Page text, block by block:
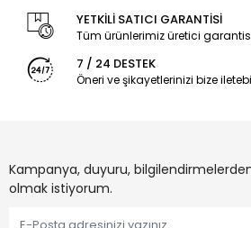
YETKİLİ SATICI GARANTİSİ
Tüm ürünlerimiz üretici
7 / 24 DESTEK
Öneri ve şikayetlerinizi bize
Kampanya, duyuru,
olmak istiyorum.